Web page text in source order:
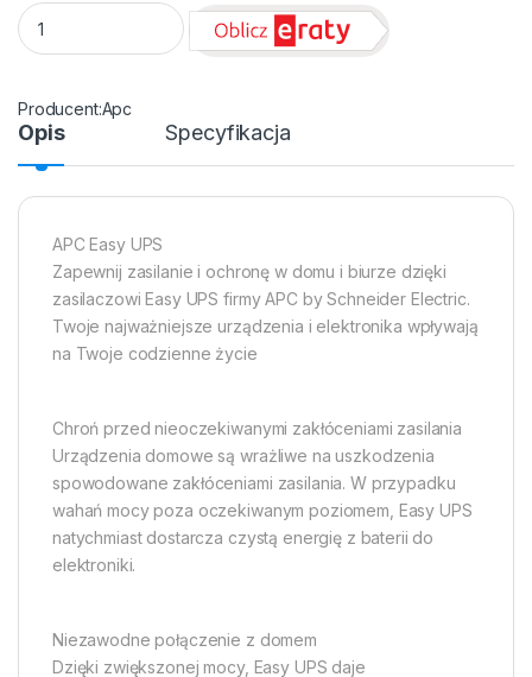
Zasilacz awaryjny UPS - APC Easy UPS BVX 700VA AVR, 2
Apc
Opis Specyfikacja
APC Easy UPS
Zapewnij zasilanie i ochronę w domu i biurze dzięki
zasilaczowi Easy UPS firmy APC by Schneider Electric.
Twoje najważniejsze urządzenia i elektronika wpływają
na Twoje codzienne życie
Chroń przed nieoczekiwanymi zakłóceniami zasilania
Urządzenia domowe są wrażliwe na uszkodzenia
spowodowane zakłóceniami zasilania. W przypadku
wahań mocy poza oczekiwanym poziomem, Easy UPS
natychmiast dostarcza czystą energię z baterii do
elektroniki.
Niezawodne połączenie z domem
Dzięki zwiększonej mocy, Easy UPS daje